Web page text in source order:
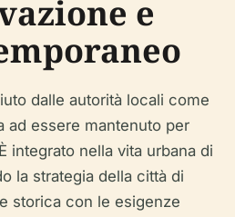
e
dalle autorità locali come
ad essere mantenuto per
integrato nella vita urbana di
la strategia della città di
storica con le esigenze